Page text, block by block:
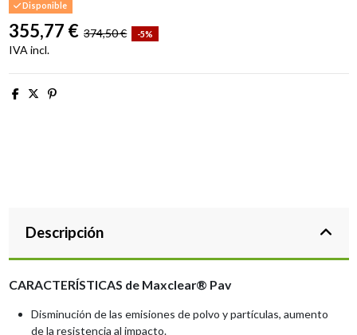
Disponible
355,77 € 374,50 € -5%
IVA incl.
Descripción
CARACTERÍSTICAS de Maxclear® Pav
Disminución de las emisiones de polvo y partículas, aumento
de la resistencia al impacto.